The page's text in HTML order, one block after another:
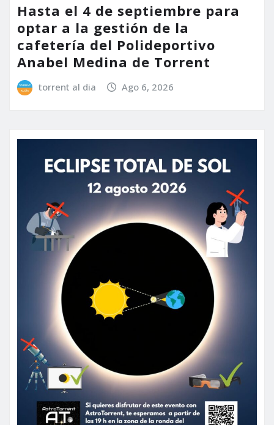
Hasta el 4 de septiembre para
optar a la gestión de la
cafetería del Polideportivo
Anabel Medina de Torrent
torrent al dia Ago 6, 2026